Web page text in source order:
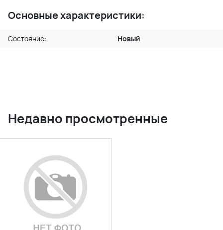
Основные характеристики:
Состояние: Новый
Недавно просмотренные